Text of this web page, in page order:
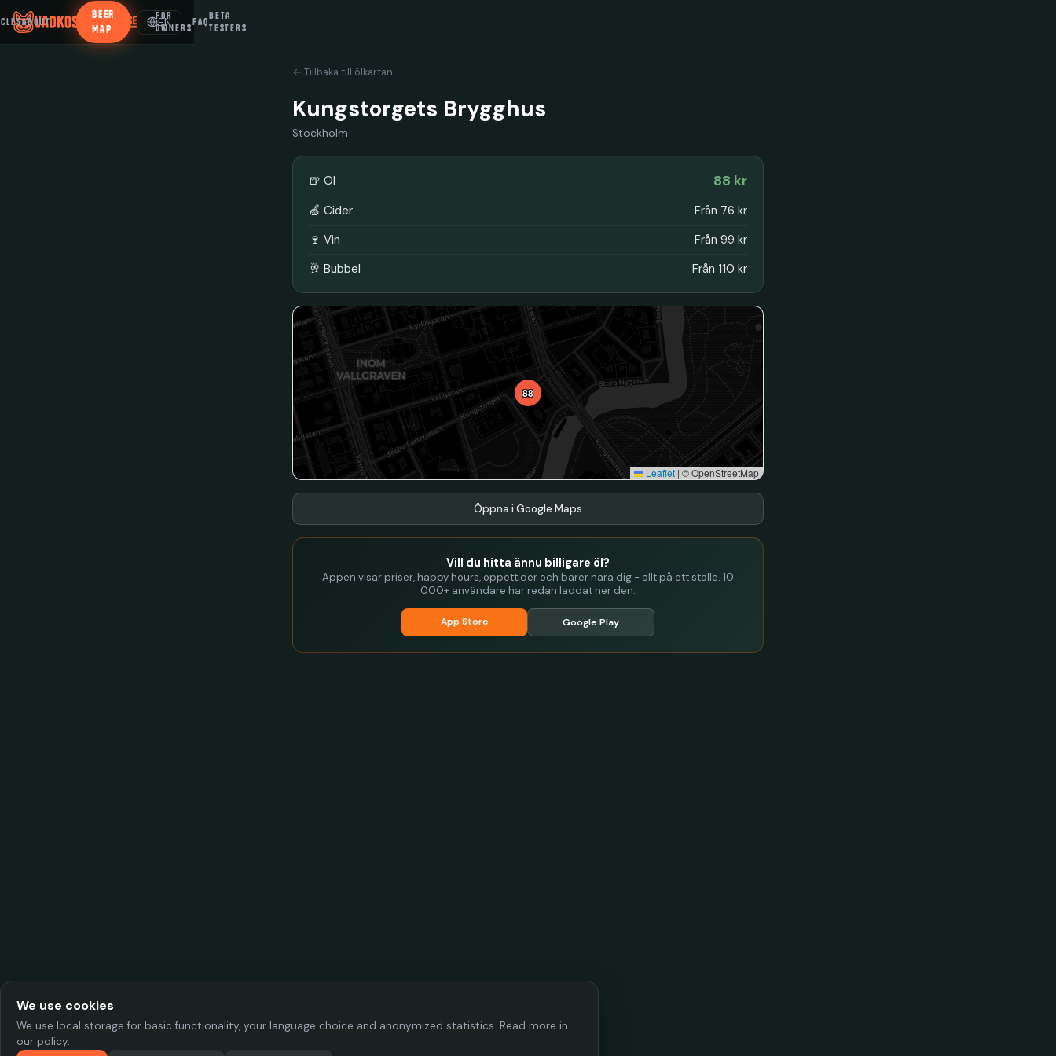
ABOUT
BEER
MAP
FOR
OWNERS
FAQ
BETA
TESTERS
EN
← Tillbaka till ölkartan
Kungstorgets Brygghus
Stockholm
🍺 Öl 88 kr
🍏 Cider
Från 76 kr
🍷 Vin
Från 99 kr
🥂 Bubbel
Från 110 kr
88
Leaflet | © OpenStreetMap
Öppna i Google Maps
Vill du hitta ännu billigare öl?
Appen visar priser, happy hours, öppettider och barer nära dig - allt på ett ställe. 10
000+ användare har redan laddat ner den.
App Store Google Play
We use cookies
We use local storage for basic functionality, your language choice and anonymized statistics. Read more in
our policy.